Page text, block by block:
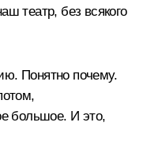
театр, без всякого
Понятно почему.
большое. И это,